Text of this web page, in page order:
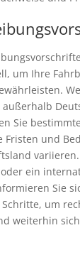
um Ihre
außerhalb
Sie
Fristen und
ein
Sie
um
weiterhin